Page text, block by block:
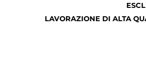
LAVORAZIONE DI ALTA